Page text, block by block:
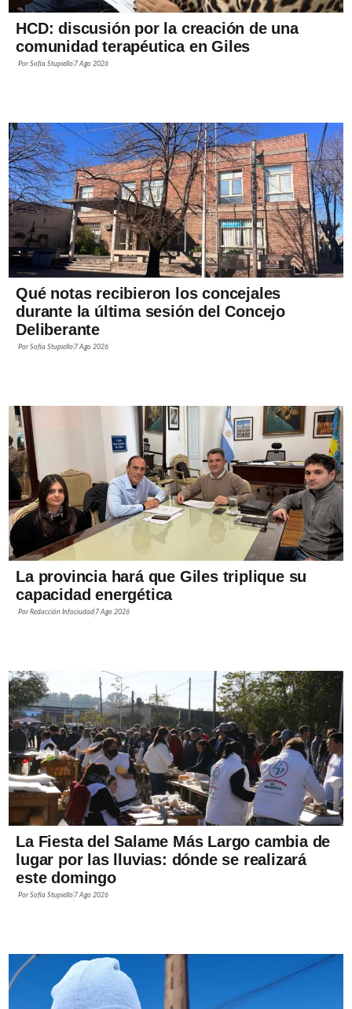
HCD: discusión por la creación de una
comunidad terapéutica en Giles
PorSofía Stupiello 7 Ago 2026
Qué notas recibieron los concejales
durante la última sesión del Concejo
Deliberante
PorSofía Stupiello 7 Ago 2026
La provincia hará que Giles triplique su
capacidad energética
PorRedacción Infociudad 7 Ago 2026
La Fiesta del Salame Más Largo cambia de
lugar por las lluvias: dónde se realizará
este domingo
PorSofía Stupiello 7 Ago 2026